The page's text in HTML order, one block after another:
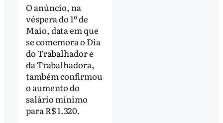
O anúncio, na
véspera do 1º de
Maio, data em que
se comemora o Dia
do Trabalhador e
da Trabalhadora,
também confirmou
o aumento do
salário mínimo
para R$ 1.320.